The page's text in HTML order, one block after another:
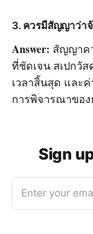
3. ควรมีสัญญาว่า
Answer: สัญญาค
ที่ชัดเจน สเปกวัส
เวลาสิ้นสุด และ
การพิจารณาขอ
Sign
Enter your